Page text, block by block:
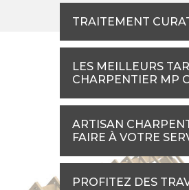
TRAITEMENT
LES MEILLEURS
CHARPENTIER MP
ARTISAN
FAIRE À VOTRE
PROFITEZ DES